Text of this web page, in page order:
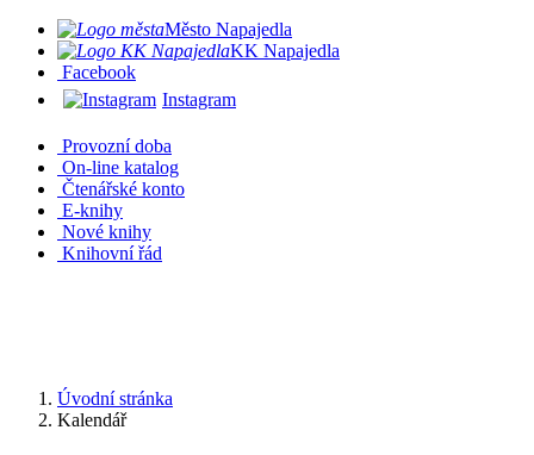
Město Napajedla
KK Napajedla
Facebook
Instagram
Provozní doba
On-line katalog
Čtenářské konto
E-knihy
Nové knihy
Knihovní řád
Úvodní stránka
Kalendář